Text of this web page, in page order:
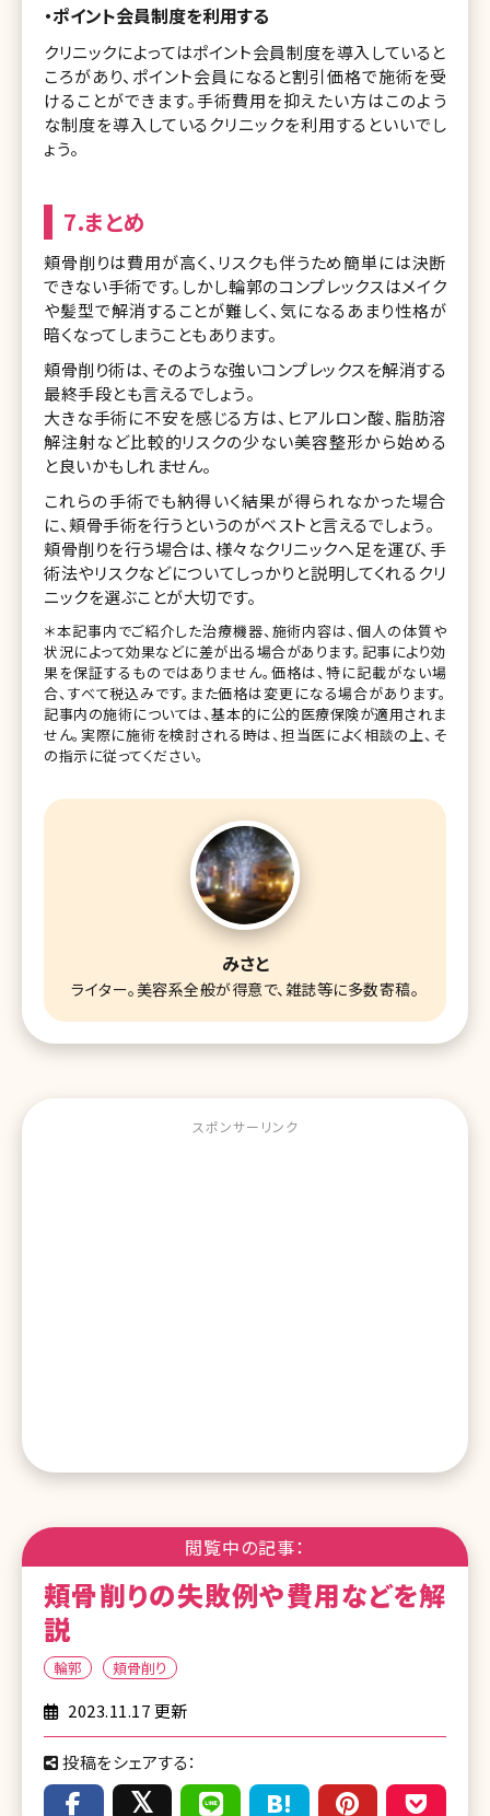
・ポイント会員制度を利用する
クリニックによってはポイント会員制度を導入していると
ころがあり、ポイント会員になると割引価格で施術を受
けることができます。手術費用を抑えたい方はこのよう
な制度を導入しているクリニックを利用するといいでし
ょう。
7.まとめ
頬骨削りは費用が高く、リスクも伴うため簡単には決断
できない手術です。しかし輪郭のコンプレックスはメイク
や髪型で解消することが難しく、気になるあまり性格が
暗くなってしまうこともあります。
頬骨削り術は、そのような強いコンプレックスを解消する
最終手段とも言えるでしょう。
大きな手術に不安を感じる方は、ヒアルロン酸、脂肪溶
解注射など比較的リスクの少ない美容整形から始める
と良いかもしれません。
これらの手術でも納得いく結果が得られなかった場合
に、頬骨手術を行うというのがベストと言えるでしょう。
頬骨削りを行う場合は、様々なクリニックへ足を運び、手
術法やリスクなどについてしっかりと説明してくれるクリ
ニックを選ぶことが大切です。
＊本記事内でご紹介した治療機器、施術内容は、個人の体質や
状況によって効果などに差が出る場合があります。記事により効
果を保証するものではありません。価格は、特に記載がない場
合、すべて税込みです。また価格は変更になる場合があります。
記事内の施術については、基本的に公的医療保険が適用されま
せん。実際に施術を検討される時は、担当医によく相談の上、そ
の指示に従ってください。
みさと
ライター。美容系全般が得意で、雑誌等に多数寄稿。
スポンサーリンク
閲覧中の記事：
頬骨削りの失敗例や費用などを解
説
輪郭 頬骨削り
2023.11.17 更新
投稿をシェアする：